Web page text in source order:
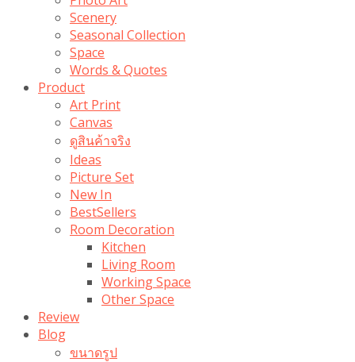
Scenery
Seasonal Collection
Space
Words & Quotes
Product
Art Print
Canvas
ดูสินค้าจริง
Ideas
Picture Set
New In
BestSellers
Room Decoration
Kitchen
Living Room
Working Space
Other Space
Review
Blog
ขนาดรูป